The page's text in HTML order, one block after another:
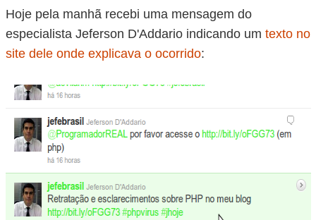
Hoje pela manhã recebi uma mensagem do
especialista Jeferson D'Addario indicando um texto no
site dele onde explicava o ocorrido: